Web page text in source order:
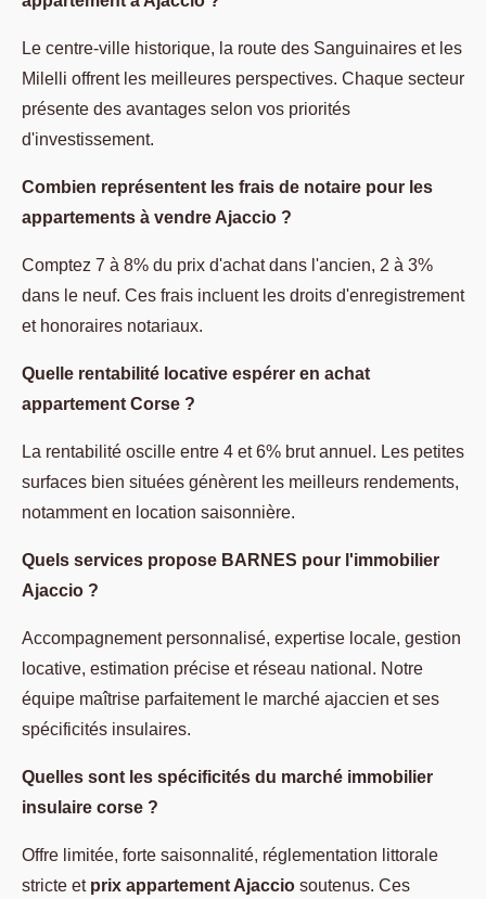
Le centre-ville historique, la route des Sanguinaires et les
Milelli offrent les meilleures perspectives. Chaque secteur
présente des avantages selon vos priorités
d'investissement.
Combien représentent les frais de notaire pour les
appartements à vendre Ajaccio ?
Comptez 7 à 8% du prix d'achat dans l'ancien, 2 à 3%
dans le neuf. Ces frais incluent les droits d'enregistrement
et honoraires notariaux.
Quelle rentabilité locative espérer en achat
appartement Corse ?
La rentabilité oscille entre 4 et 6% brut annuel. Les petites
surfaces bien situées génèrent les meilleurs rendements,
notamment en location saisonnière.
Quels services propose BARNES pour l'immobilier
Ajaccio ?
Accompagnement personnalisé, expertise locale, gestion
locative, estimation précise et réseau national. Notre
équipe maîtrise parfaitement le marché ajaccien et ses
spécificités insulaires.
Quelles sont les spécificités du marché immobilier
insulaire corse ?
Offre limitée, forte saisonnalité, réglementation littorale
stricte et prix appartement Ajaccio soutenus. Ces